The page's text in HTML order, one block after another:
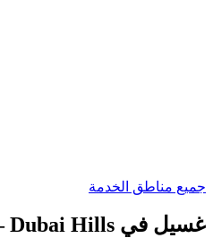
جميع مناطق الخدمة
غسيل في Dubai Hills — تنظيف جاف واستلام مجاني